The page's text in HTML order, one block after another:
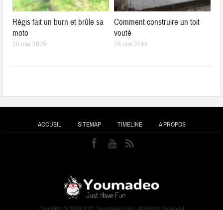
Régis fait un burn et brûle sa
moto
28 mai 2015
Comment construire un toit
vouté
28 mai 2015
ACCUEIL SITEMAP TIMELINE A PROPOS